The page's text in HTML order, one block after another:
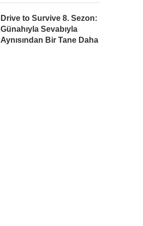
Drive to Survive 8. Sezon:
Günahıyla Sevabıyla
Aynısından Bir Tane Daha